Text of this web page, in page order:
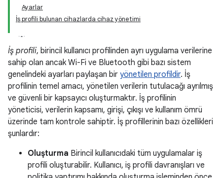
Ayarlar
İş profili bulunan cihazlarda cihaz yönetimi
İş profili, birincil kullanıcı profilinden ayrı uygulama verilerine
sahip olan ancak Wi-Fi ve Bluetooth gibi bazı sistem
genelindeki ayarları paylaşan bir yönetilen profildir. İş
profilinin temel amacı, yönetilen verilerin tutulacağı ayrılmış
ve güvenli bir kapsayıcı oluşturmaktır. İş profilinin
yöneticisi, verilerin kapsamı, girişi, çıkışı ve kullanım ömrü
üzerinde tam kontrole sahiptir. İş profillerinin bazı özellikleri
şunlardır:
Oluşturma Birincil kullanıcıdaki tüm uygulamalar iş
profili oluşturabilir. Kullanıcı, iş profili davranışları ve